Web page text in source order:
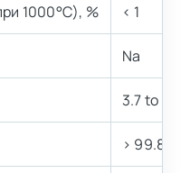
1000°C), % < 1
Na
3.7 to 4.7
> 99.8